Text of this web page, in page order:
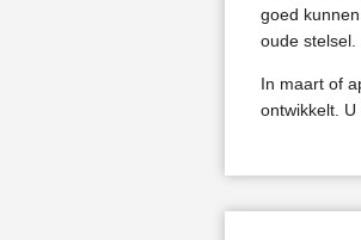
goed
oude stelsel.
In maart of
ontwikkelt.